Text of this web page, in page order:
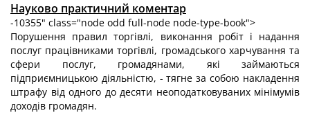
Науково практичний коментар
-10355" class="node odd full-node node-type-book">
Порушення правил торгівлі, виконання робіт і надання
послуг працівниками торгівлі, громадського харчування та
сфери послуг, громадянами, які займаються
підприємницькою діяльністю, - тягне за собою накладення
штрафу від одного до десяти неоподатковуваних мінімумів
доходів громадян.